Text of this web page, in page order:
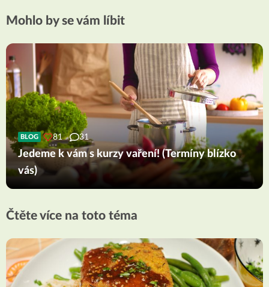
Mohlo by se vám líbit
BLOG 81 31
Jedeme k vám s kurzy vaření! (Termíny blízko
vás)
Čtěte více na toto téma